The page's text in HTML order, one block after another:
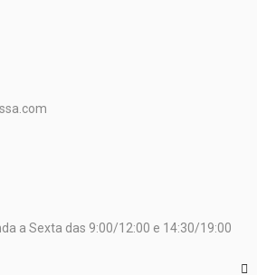
a Sexta das 9:00/12:00 e 14:30/19:00